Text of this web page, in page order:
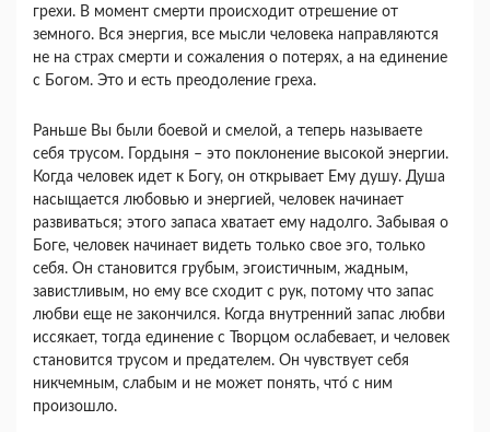
грехи. В момент смерти происходит отрешение от
земного. Вся энергия, все мысли человека направляются
не на страх смерти и сожаления о потерях, а на единение
с Богом. Это и есть преодоление греха.
Раньше Вы были боевой и смелой, а теперь называете
себя трусом. Гордыня – это поклонение высокой энергии.
Когда человек идет к Богу, он открывает Ему душу. Душа
насыщается любовью и энергией, человек начинает
развиваться; этого запаса хватает ему надолго. Забывая о
Боге, человек начинает видеть только свое эго, только
себя. Он становится грубым, эгоистичным, жадным,
завистливым, но ему все сходит с рук, потому что запас
любви еще не закончился. Когда внутренний запас любви
иссякает, тогда единение с Творцом ослабевает, и человек
становится трусом и предателем. Он чувствует себя
никчемным, слабым и не может понять, что́ с ним
произошло.